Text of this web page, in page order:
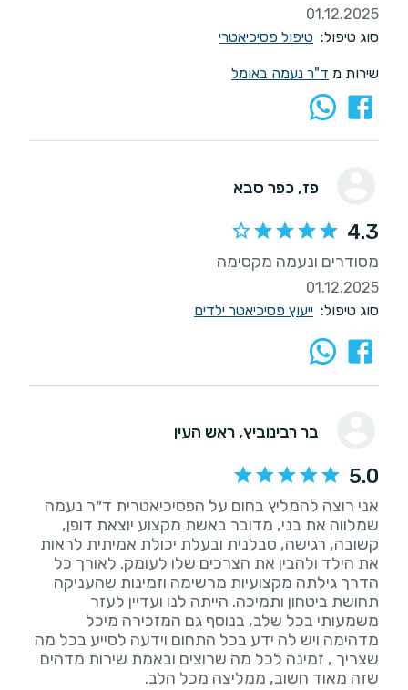
01.12.2025
סוג טיפול: טיפול פסיכיאטרי
שירות מ ד"ר נעמה באומל
פז, כפר סבא
4.3
מסודרים ונעמה מקסימה
01.12.2025
סוג טיפול: ייעוץ פסיכיאטר ילדים
בר רבינוביץ, ראש העין
5.0
אני רוצה להמליץ בחום על הפסיכיאטרית ד״ר נעמה
שמלווה את בני, מדובר באשת מקצוע יוצאת דופן,
קשובה, רגישה, סבלנית ובעלת יכולת אמיתית לראות
את הילד ולהבין את הצרכים שלו לעומק. לאורך כל
הדרך גילתה מקצועיות מרשימה וזמינות שהעניקה
תחושת ביטחון ותמיכה. הייתה לנו ועדיין לעזר
משמעותי בכל שלב, בנוסף גם המזכירה מיכל
מדהימה ויש לה ידע בכל התחום וידעה לסייע בכל מה
שצריך , זמינה לכל מה שרוצים ובאמת שירות מדהים
שזה מאוד חשוב, ממליצה מכל הלב.